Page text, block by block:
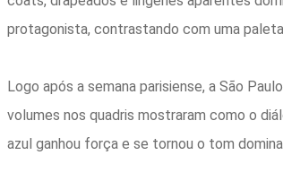
protagonista, contrastando com uma
Logo após a semana parisiense, a São Paulo
volumes nos quadris mostraram como o
azul ganhou força e se tornou o tom